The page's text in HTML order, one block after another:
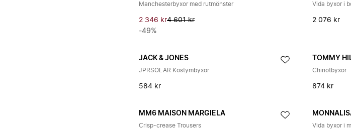
Manchesterbyxor med rutmönster
2 346 kr4 601 kr
-49%
Vida byxor i
2 076 kr
JACK & JONES
JPRSOLAR Kostymbyxor
584 kr
TOMMY
Chinotbyxor
874 kr
MM6 MAISON MARGIELA
Crisp-crease Trousers Vida byxor i